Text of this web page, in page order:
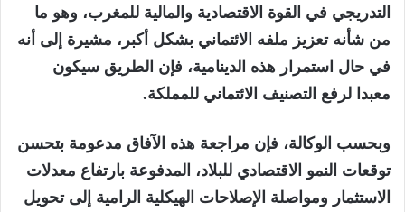
التدريجي في القوة الاقتصادية والمالية للمغرب، وهو ما
من شأنه تعزيز ملفه الائتماني بشكل أكبر، مشيرة إلى أنه
في حال استمرار هذه الدينامية، فإن الطريق سيكون
معبدا لرفع التصنيف الائتماني للمملكة.
وبحسب الوكالة، فإن مراجعة هذه الآفاق مدعومة بتحسن
توقعات النمو الاقتصادي للبلاد، المدفوعة بارتفاع معدلات
الاستثمار ومواصلة الإصلاحات الهيكلية الرامية إلى تحويل